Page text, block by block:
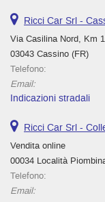
Ricci Car Srl -
Via Casilina Nord, Km
03043 Cassino (FR)
Telefono:
Email:
Indicazioni stradali
Ricci Car Srl -
Vendita online
00034 Località
Telefono:
Email: